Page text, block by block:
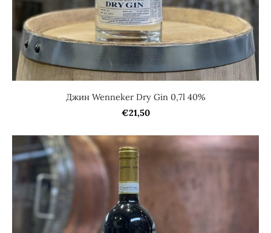
Джин Wenneker Dry Gin 0,7l 40%
€21,50